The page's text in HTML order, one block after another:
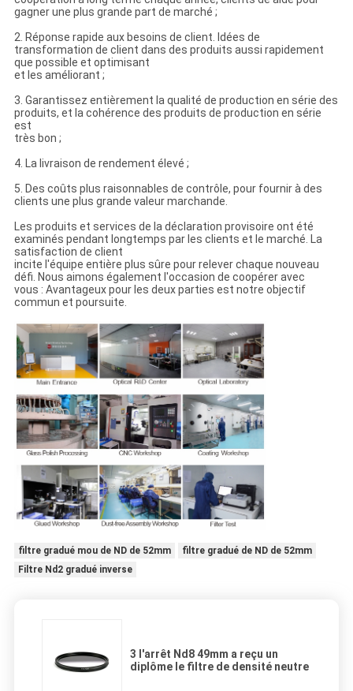
gagner une plus grande part de marché ;
2. Réponse rapide aux besoins de client. Idées de
transformation de client dans des produits aussi rapidement
que possible et optimisant
et les améliorant ;
3. Garantissez entièrement la qualité de production en série des
produits, et la cohérence des produits de production en série
est
très bon ;
4. La livraison de rendement élevé ;
5. Des coûts plus raisonnables de contrôle, pour fournir à des
clients une plus grande valeur marchande.
Les produits et services de la déclaration provisoire ont été
examinés pendant longtemps par les clients et le marché. La
satisfaction de client
incite l'équipe entière plus sûre pour relever chaque nouveau
défi. Nous aimons également l'occasion de coopérer avec
vous : Avantageux pour les deux parties est notre objectif
commun et poursuite.
filtre gradué mou de ND de 52mm
filtre gradué de ND de 52mm
Filtre Nd2 gradué inverse
3 l'arrêt Nd8 49mm a reçu un
diplôme le filtre de densité neutre